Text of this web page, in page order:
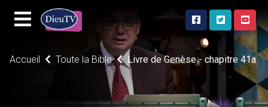
Accueil Toute la Bible Livre de Genèse - chapitre 41a